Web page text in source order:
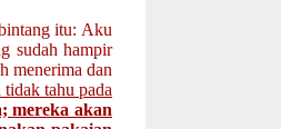
itu: Aku
sudah hampir
menerima dan
tidak tahu pada
mereka akan